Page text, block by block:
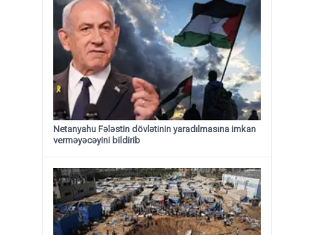
Netanyahu Fələstin dövlətinin yaradılmasına imkan
verməyəcəyini bildirib